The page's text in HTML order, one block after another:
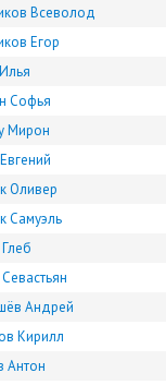
Всеволод
Егор
Софья
Мирон
Оливер
Самуэль
Андрей
Кирилл
Антон